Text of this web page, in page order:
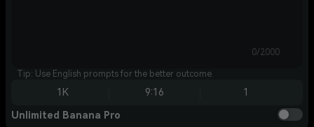
0/2000
Tip: Use English prompts for the better outcome.
1K 9:16 1
Unlimited Banana Pro